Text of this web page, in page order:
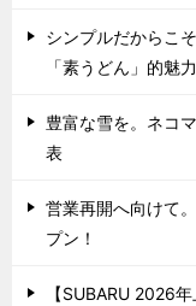
シンプルだからこ
「素うどん」的魅
豊富な雪を。ネコ
表
営業再開へ向けて
プン！
【SUBARU 2026